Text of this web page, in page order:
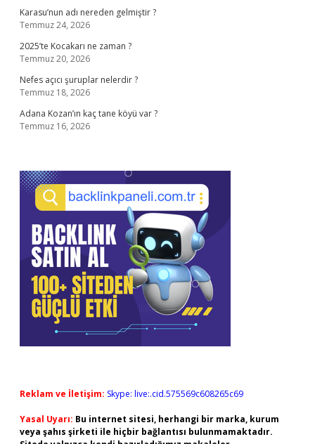
Karasu’nun adı nereden gelmiştir ?
Temmuz 24, 2026
2025’te Kocakarı ne zaman ?
Temmuz 20, 2026
Nefes açıcı şuruplar nelerdir ?
Temmuz 18, 2026
Adana Kozan’ın kaç tane köyü var ?
Temmuz 16, 2026
Reklam ve İletişim: Skype: live:.cid.575569c608265c69
Yasal Uyarı: Bu internet sitesi, herhangi bir marka, kurum
veya şahıs şirketi ile hiçbir bağlantısı bulunmamaktadır.